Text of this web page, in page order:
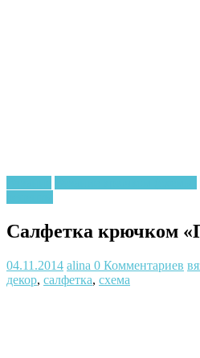
Салфетка крючком
04.11.2014 alina 0 Комментариев
декор, салфетка, схема